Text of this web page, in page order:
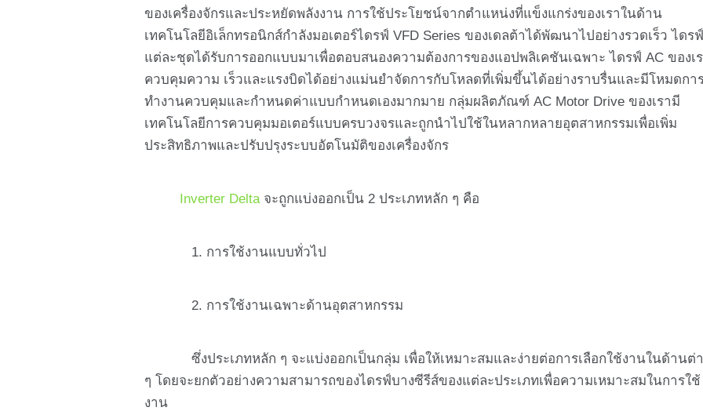
ของเครื่องจักรและประหยัดพลังงาน การใช้ประโยชน์จากตำแหน่งที่แข็งแกร่งของเราในด้าน
เทคโนโลยีอิเล็กทรอนิกส์กำลังมอเตอร์ไดรฟ์ VFD Series ของเดลต้าได้พัฒนาไปอย่างรวดเร็ว ไดรฟ์
แต่ละชุดได้รับการออกแบบมาเพื่อตอบสนองความต้องการของแอปพลิเคชันเฉพาะ ไดรฟ์ AC ของเ
ควบคุมความ เร็วและแรงบิดได้อย่างแม่นยำจัดการกับโหลดที่เพิ่มขึ้นได้อย่างราบรื่นและมีโหมดกา
ทำงานควบคุมและกำหนดค่าแบบกำหนดเองมากมาย กลุ่มผลิตภัณฑ์ AC Motor Drive ของเรามี
เทคโนโลยีการควบคุมมอเตอร์แบบครบวงจรและถูกนำไปใช้ในหลากหลายอุตสาหกรรมเพื่อเพิ่ม
ประสิทธิภาพและปรับปรุงระบบอัตโนมัติของเครื่องจักร
Inverter Delta จะถูกแบ่งออกเป็น 2 ประเภทหลัก ๆ คือ
1. การใช้งานแบบทั่วไป
2. การใช้งานเฉพาะด้านอุตสาหกรรม
ซึ่งประเภทหลัก ๆ จะแบ่งออกเป็นกลุ่ม เพื่อให้เหมาะสมและง่ายต่อการเลือกใช้งานในด้านต่
ๆ โดยจะยกตัวอย่างความสามารถของไดรฟ์บางซีรีส์ของแต่ละประเภทเพื่อความเหมาะสมในการใช้
งาน